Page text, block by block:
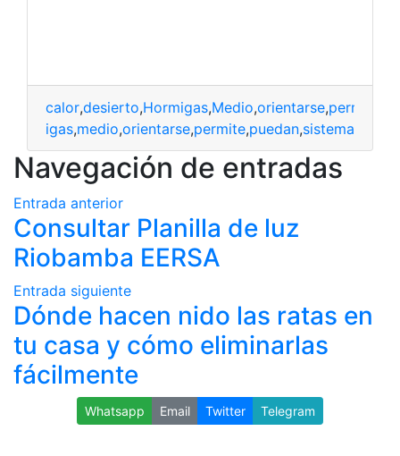
calor,desierto,Hormigas,Medio,orientarse,permite
hormigas,medio,orientarse,permite,puedan,sistema
Navegación de entradas
Entrada anterior
Consultar Planilla de luz
Riobamba EERSA
Entrada siguiente
Dónde hacen nido las ratas en
tu casa y cómo eliminarlas
fácilmente
Whatsapp Email Twitter Telegram